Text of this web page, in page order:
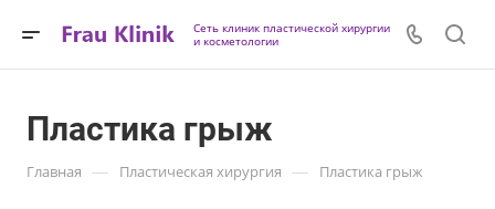
Сеть клиник пластической хирургии
и косметологии
Пластика грыж
Главная — Пластическая хирургия — Пластика грыж